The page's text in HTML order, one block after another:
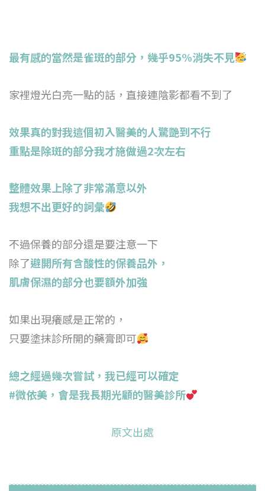
最有感的當然是雀斑的部分，幾乎95%消失不見
家裡燈光白亮一點的話，直接連陰影都看不到了
效果真的對我這個初入醫美的人驚艷到不行
重點是除斑的部分我才施做過2次左右
整體效果上除了非常滿意以外
我想不出更好的詞彙
不過保養的部分還是要注意一下
除了避開所有含酸性的保養品外，
肌膚保濕的部分也要額外加強
如果出現癢感是正常的，
只要塗抹診所開的藥膏即可
總之經過幾次嘗試，我已經可以確定
#微依美 ，會是我長期光顧的醫美診所
原文出處